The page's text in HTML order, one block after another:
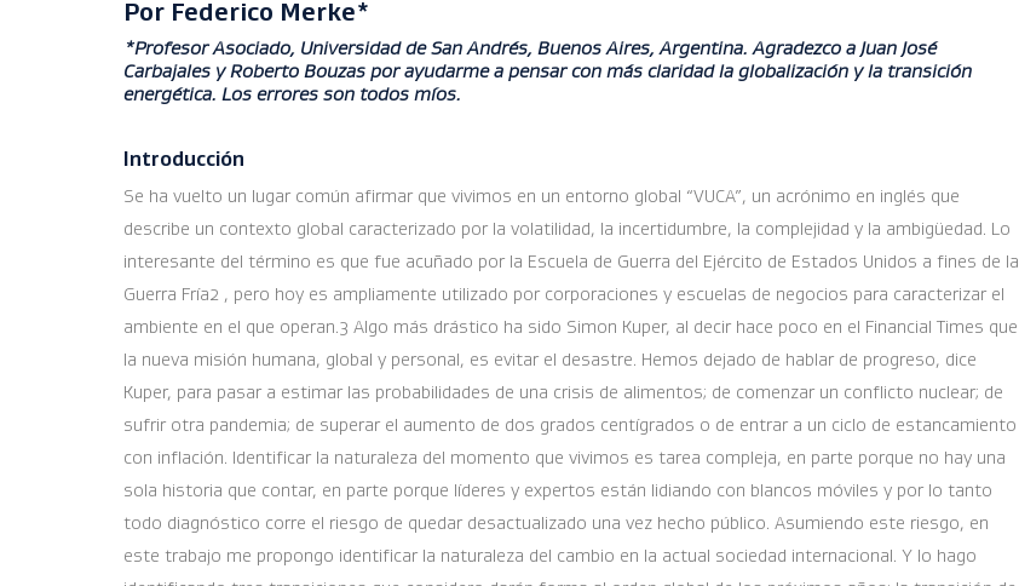
Por Federico Merke*
*Profesor Asociado, Universidad de San Andrés, Buenos Aires, Argentina. Agradezco a Juan José
Carbajales y Roberto Bouzas por ayudarme a pensar con más claridad la globalización y la transición
energética. Los errores son todos míos.
Introducción
Se ha vuelto un lugar común afirmar que vivimos en un entorno global “VUCA”, un acrónimo en inglés que
describe un contexto global caracterizado por la volatilidad, la incertidumbre, la complejidad y la ambigüedad. Lo
interesante del término es que fue acuñado por la Escuela de Guerra del Ejército de Estados Unidos a fines de la
Guerra Fría2 , pero hoy es ampliamente utilizado por corporaciones y escuelas de negocios para caracterizar el
ambiente en el que operan.3 Algo más drástico ha sido Simon Kuper, al decir hace poco en el Financial Times que
la nueva misión humana, global y personal, es evitar el desastre. Hemos dejado de hablar de progreso, dice
Kuper, para pasar a estimar las probabilidades de una crisis de alimentos; de comenzar un conflicto nuclear; de
sufrir otra pandemia; de superar el aumento de dos grados centígrados o de entrar a un ciclo de estancamiento
con inflación. Identificar la naturaleza del momento que vivimos es tarea compleja, en parte porque no hay una
sola historia que contar, en parte porque líderes y expertos están lidiando con blancos móviles y por lo tanto
todo diagnóstico corre el riesgo de quedar desactualizado una vez hecho público. Asumiendo este riesgo, en
este trabajo me propongo identificar la naturaleza del cambio en la actual sociedad internacional. Y lo hago